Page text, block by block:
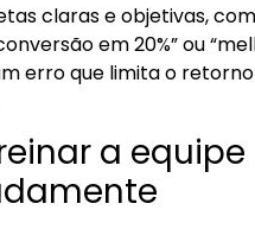
claras e objetivas,
em 20%” ou
erro que limita o
a equipe